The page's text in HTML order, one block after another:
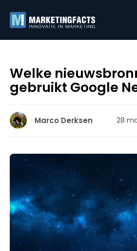
Welke
gebruikt Google
Marco Derksen 28